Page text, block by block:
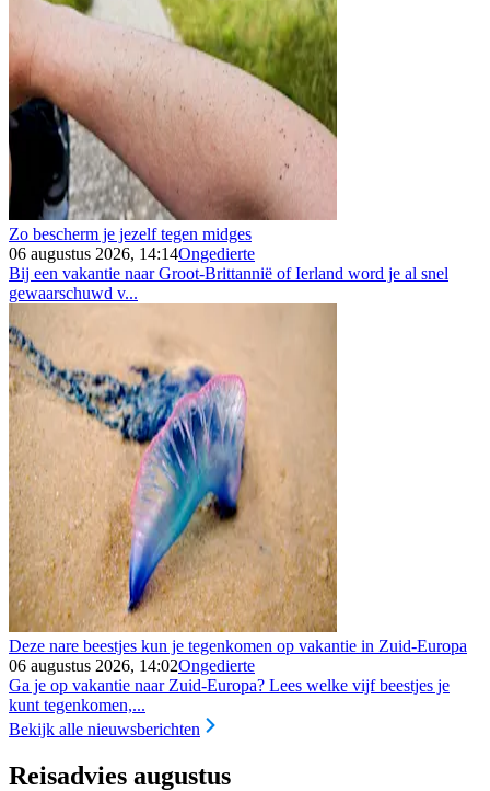
Zo bescherm je jezelf tegen midges
06 augustus 2026, 14:14Ongedierte
Bij een vakantie naar Groot-Brittannië of Ierland word je al snel
gewaarschuwd v...
Deze nare beestjes kun je tegenkomen op vakantie in Zuid-Europa
06 augustus 2026, 14:02Ongedierte
Ga je op vakantie naar Zuid-Europa? Lees welke vijf beestjes je
kunt tegenkomen,...
Bekijk alle nieuwsberichten
Reisadvies augustus